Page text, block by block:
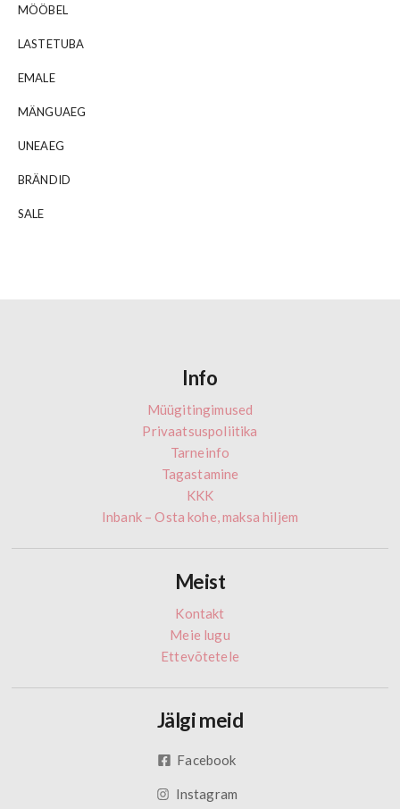
MÖÖBEL
LASTETUBA
EMALE
MÄNGUAEG
UNEAEG
BRÄNDID
SALE
Info
Müügitingimused
Privaatsuspoliitika
Tarneinfo
Tagastamine
KKK
Inbank – Osta kohe, maksa hiljem
Meist
Kontakt
Meie lugu
Ettevõtetele
Jälgi meid
Facebook
Instagram